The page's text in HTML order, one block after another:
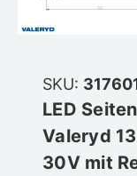
SKU:
LED
Valeryd
30V mit